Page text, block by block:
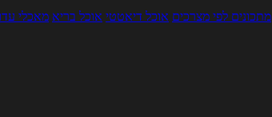
מתכונים לפי מצרכים אוכל דיאטטי אוכל בריא מאכלי